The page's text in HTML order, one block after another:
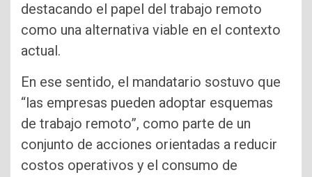
destacando el papel del trabajo remoto
como una alternativa viable en el contexto
actual.
En ese sentido, el mandatario sostuvo que
“las empresas pueden adoptar esquemas
de trabajo remoto”, como parte de un
conjunto de acciones orientadas a reducir
costos operativos y el consumo de